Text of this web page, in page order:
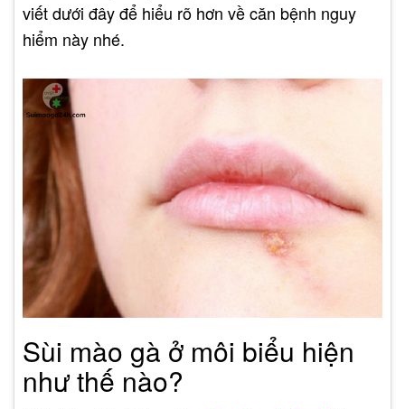
viết dưới đây để hiểu rõ hơn về căn bệnh nguy
hiểm này nhé.
Sùi mào gà ở môi biểu hiện
như thế nào?